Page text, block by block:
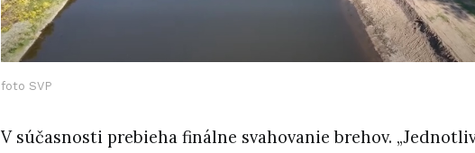
foto SVP
V súčasnosti prebieha finálne svahovanie brehov.